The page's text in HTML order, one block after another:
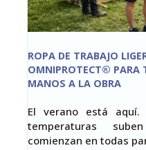
ROPA DE TRABAJO
OMNIPROTECT® PARA
MANOS A LA OBRA
El verano está
temperaturas
comienzan en todas